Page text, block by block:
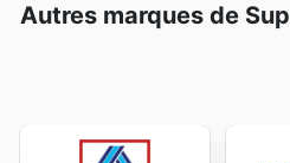
Autres marques de